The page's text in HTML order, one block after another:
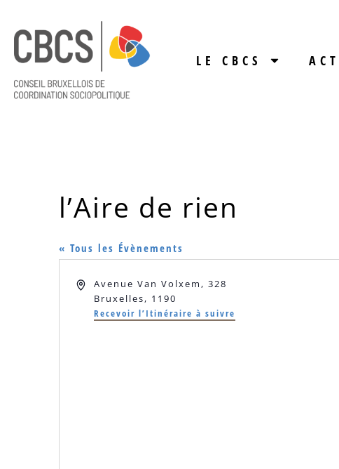
LE CBCS
l’Aire de rien
« Tous les Évènements
Adresse
Avenue Van Volxem, 328
Bruxelles, 1190
Recevoir l’Itinéraire à suivre